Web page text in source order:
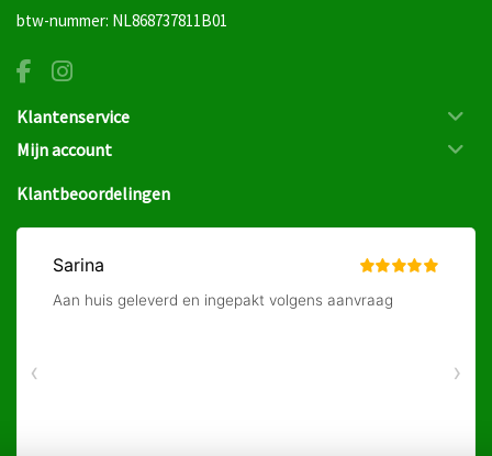
btw-nummer: NL868737811B01
Klantenservice
Mijn account
Klantbeoordelingen